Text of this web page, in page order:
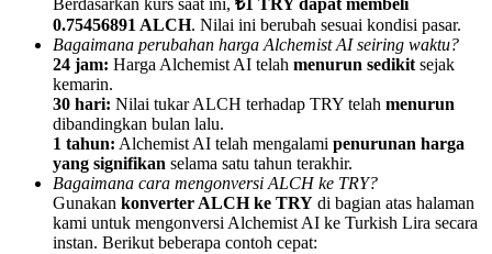
BTC Welcome Rewards
0.75456891 ALCH. Nilai ini berubah sesuai kondisi pasar.
Bagaimana perubahan harga Alchemist AI seiring waktu?
24 jam: Harga Alchemist AI telah menurun sedikit sejak
kemarin.
30 hari: Nilai tukar ALCH terhadap TRY telah menurun
dibandingkan bulan lalu.
1 tahun: Alchemist AI telah mengalami penurunan harga
yang signifikan selama satu tahun terakhir.
Bagaimana cara mengonversi ALCH ke TRY?
Gunakan konverter ALCH ke TRY di bagian atas halaman
kami untuk mengonversi Alchemist AI ke Turkish Lira secara
instan. Berikut beberapa contoh cepat: